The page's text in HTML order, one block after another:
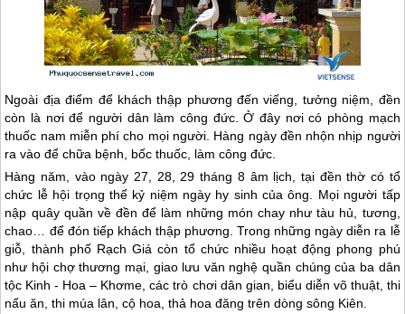
Ngoài địa điểm để khách thập phương đến viếng, tưởng niệm, đền
còn là nơi để người dân làm công đức. Ở đây nơi có phòng mạch
thuốc nam miễn phí cho mọi người. Hàng ngày đền nhộn nhịp người
ra vào để chữa bệnh, bốc thuốc, làm công đức.
Hàng năm, vào ngày 27, 28, 29 tháng 8 âm lịch, tại đền thờ có tổ
chức lễ hội trọng thể kỷ niệm ngày hy sinh của ông. Mọi người tấp
nập quây quần về đền để làm những món chay như tàu hủ, tương,
chao… để đón tiếp khách thập phương. Trong những ngày diễn ra lễ
giỗ, thành phố Rạch Giá còn tổ chức nhiều hoạt động phong phú
như hội chợ thương mại, giao lưu văn nghệ quần chúng của ba dân
tộc Kinh - Hoa – Khơme, các trò chơi dân gian, biểu diễn võ thuật, thi
nấu ăn, thi múa lân, cộ hoa, thả hoa đăng trên dòng sông Kiên.